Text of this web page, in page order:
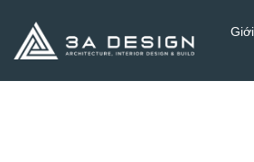
nội
dung